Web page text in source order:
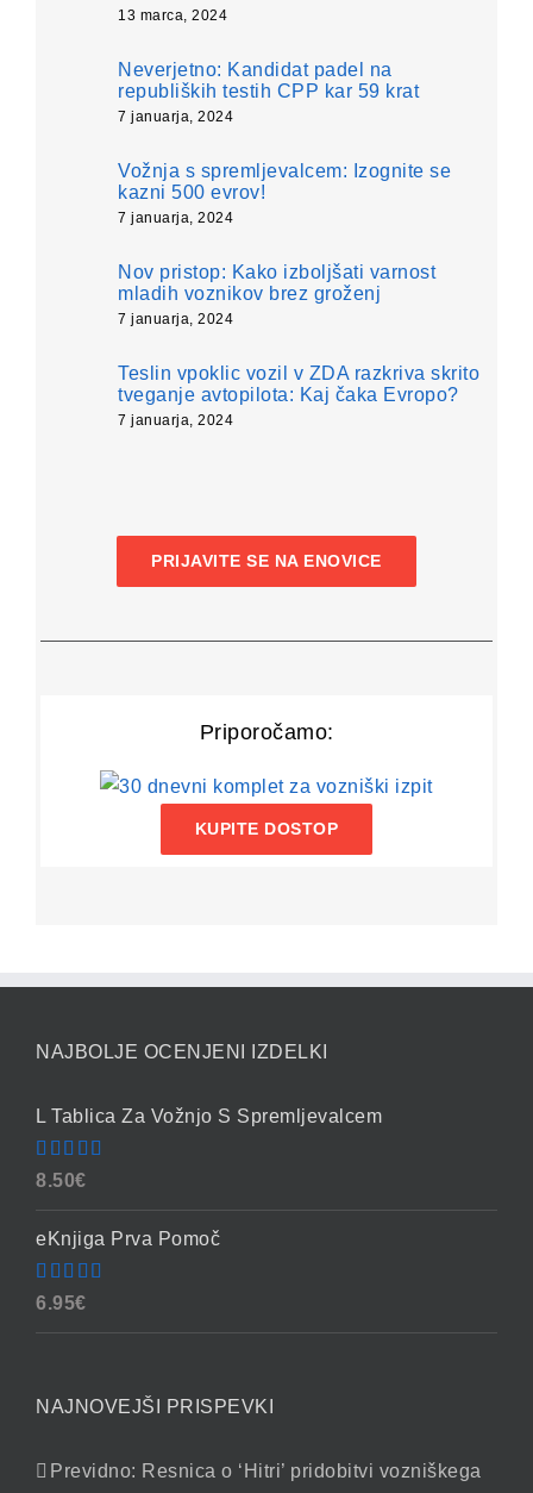
13 marca, 2024
Neverjetno: Kandidat padel na
republiških testih CPP kar 59 krat
7 januarja, 2024
Vožnja s spremljevalcem: Izognite se
kazni 500 evrov!
7 januarja, 2024
Nov pristop: Kako izboljšati varnost
mladih voznikov brez groženj
7 januarja, 2024
Teslin vpoklic vozil v ZDA razkriva skrito
tveganje avtopilota: Kaj čaka Evropo?
7 januarja, 2024
PRIJAVITE SE NA ENOVICE
Priporočamo:
KUPITE DOSTOP
NAJBOLJE OCENJENI IZDELKI
L Tablica Za Vožnjo S Spremljevalcem
Ocenjeno
8.50€
eKnjiga Prva Pomoč
Ocenjeno
6.95€
NAJNOVEJŠI PRISPEVKI
Previdno: Resnica o ‘Hitri’ pridobitvi vozniškega